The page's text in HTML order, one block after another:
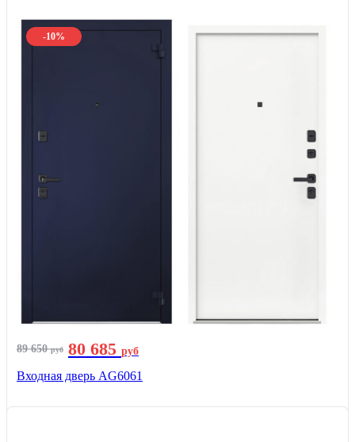
-10%
89 650руб 80 685 руб
Входная дверь AG6061